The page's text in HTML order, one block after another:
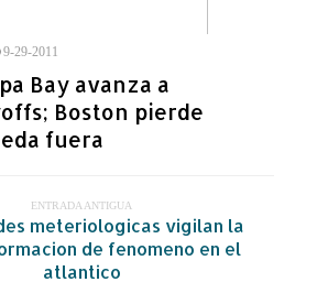
9-29-2011
Bay avanza a
Boston pierde
fuera
ENTRADA ANTIGUA
meteriologicas vigilan la
de fenomeno en el
atlantico